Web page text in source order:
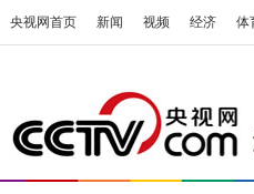
央视网首页 新闻 视频 经济 体